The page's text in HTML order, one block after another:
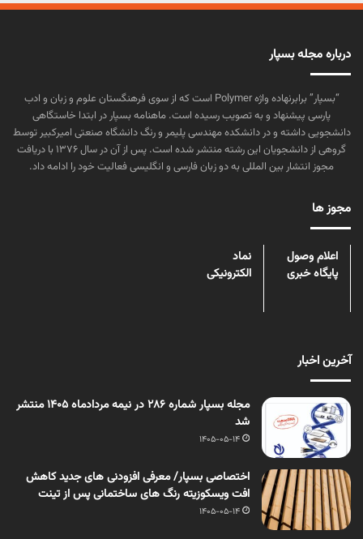
درباره مجله بسپار
“بسپار” برابرنهاده واژه Polymer است که از سوی فرهنگستان علوم و زبان و ادب
پارسی پیشنهاد و به تصویب رسیده است. ماهنامه بسپار در ابتدا خاستگاهی
دانشجویی داشته و در دانشکده مهندسی پلیمر و رنگ دانشگاه صنعتی امیرکبیر توسط
گروهی از دانشجویان این رشته منتشر شده است. پس از آن در سال ۱۳۷۶ با دریافت
مجوز انتشار بین المللی به دو زبان فارسی و انگلیسی فعالیت خود را ادامه داد.
مجوز ها
اعلام وصول
پایگاه خبری
نماد
الکترونیکی
آخرین اخبار
مجله بسپار شماره 286 در نیمه مردادماه 1405 منتشر
شد
1405-05-14
اختصاصی بسپار/ معرفی افزودنی های جدید کاهش
افت ویسکوزیته رنگ های ساختمانی پس از تینت
1405-05-14